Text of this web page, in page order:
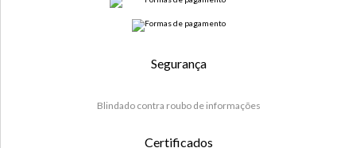
Segurança
Blindado contra roubo de informações
Certificados